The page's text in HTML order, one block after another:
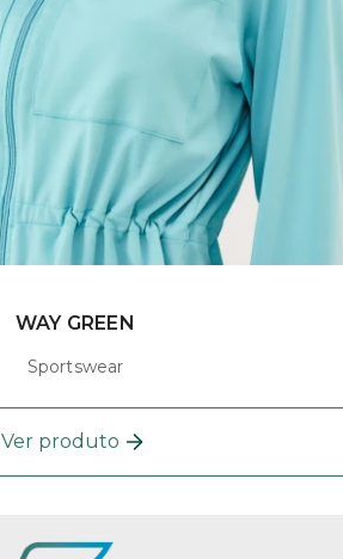
WAY GREEN
Sportswear
Ver produto